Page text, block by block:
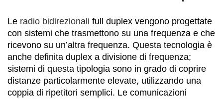
Le radio bidirezionali full duplex vengono progettate
con sistemi che trasmettono su una frequenza e che
ricevono su un’altra frequenza. Questa tecnologia è
anche definita duplex a divisione di frequenza;
sistemi di questa tipologia sono in grado di coprire
distanze particolarmente elevate, utilizzando una
coppia di ripetitori semplici. Le comunicazioni